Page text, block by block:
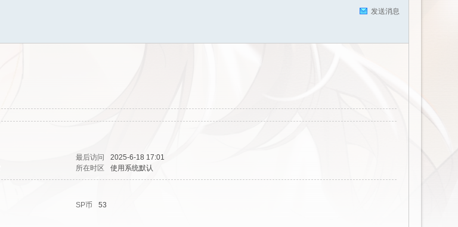
发送消息
最后访问
2025-6-18 17:01
所在时区 使用系统默认
SP币 53